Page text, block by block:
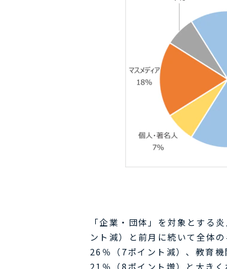
「企業・団体」を対象とする
ント減）と前月に続いて全体
26％（7ポイント減）、教育
21％（8ポイント増）と大きく